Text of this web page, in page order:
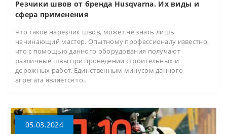
Резчики швов от бренда Husqvarna. Их виды и
сфера применения
Что такое нарезчик швов, может не знать лишь
начинающий мастер. Опытному профессионалу известно,
что с помощью данного оборудования получают
различные швы при проведении строительных и
дорожных работ. Единственным минусом данного
агрегата является то..
05.03.2024